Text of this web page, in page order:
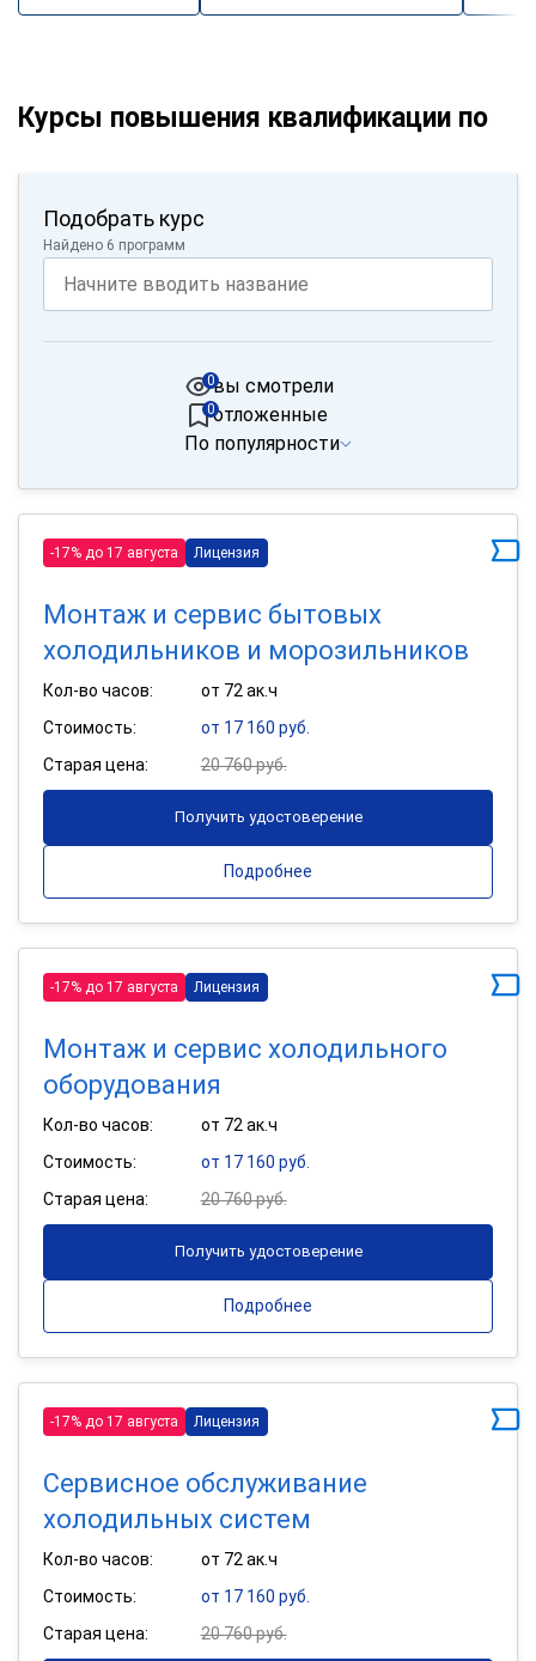
Курсы повышения квалификации по
Подобрать курс
Найдено 6 программ
вы смотрели
0
отложенные
0
По популярности
-17% до 17 августа Лицензия
Монтаж и сервис бытовых
холодильников и морозильников
Кол-во часов:
от 72 ак.ч
Стоимость:
от 17 160 руб.
Старая цена:
20 760 руб.
Получить удостоверение
Подробнее
-17% до 17 августа Лицензия
Монтаж и сервис холодильного
оборудования
Кол-во часов:
от 72 ак.ч
Стоимость:
от 17 160 руб.
Старая цена:
20 760 руб.
Получить удостоверение
Подробнее
-17% до 17 августа Лицензия
Сервисное обслуживание
холодильных систем
Кол-во часов:
от 72 ак.ч
Стоимость:
от 17 160 руб.
Старая цена:
20 760 руб.